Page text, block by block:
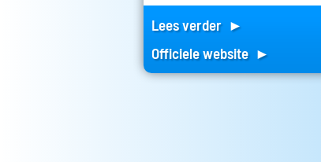
Lees verder ►
Officiele website ►